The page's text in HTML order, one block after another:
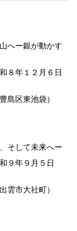
へー銀が動かす
８年１２月６日
島区東池袋）
そして未来へー
９年９月５日
雲市大社町）